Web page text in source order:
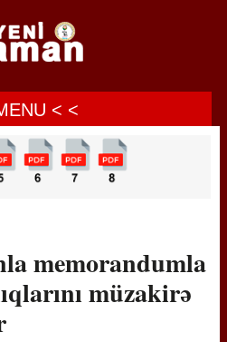
< <
memorandumla
müzakirə